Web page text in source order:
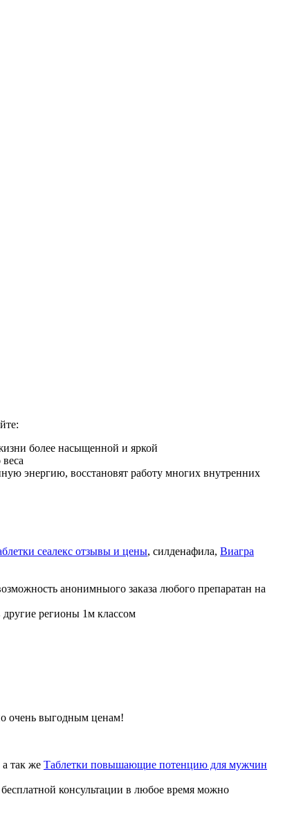
более насыщенной и яркой
энергию, восстановят работу многих внутренних
сеалекс отзывы и цены, силденафила, Виагра
анонимныого заказа любого препаратан на
другие регионы 1м классом
очень выгодным ценам!
так же Таблетки повышающие потенцию для мужчин
консультации в любое время можно